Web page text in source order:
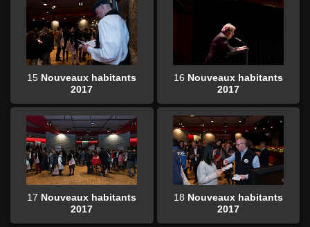
15 Nouveaux habitants
2017
16 Nouveaux habitants
2017
17 Nouveaux habitants
2017
18 Nouveaux habitants
2017